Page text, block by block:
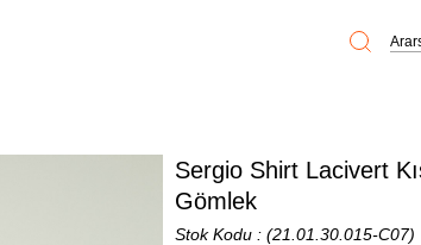
Sergio Shirt Lacivert
Gömlek
Stok Kodu (21.01.30.015-C07)